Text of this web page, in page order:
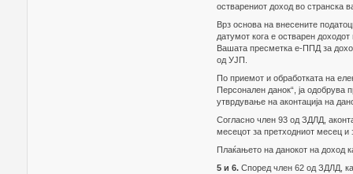
остварениот доход во странска
Врз основа на внесените
датумот кога е остварен
Вашата пресметка е-ППД за
од УЈП.
По приемот и обработката на
Персонален данок“, ја одобрува
утврдување на аконтација на
Согласно член 93 од ЗДЛД,
месецот за претходниот месец и
Плаќањето на данокот на доход
5 и 6. Според член 62 од ЗДЛД,